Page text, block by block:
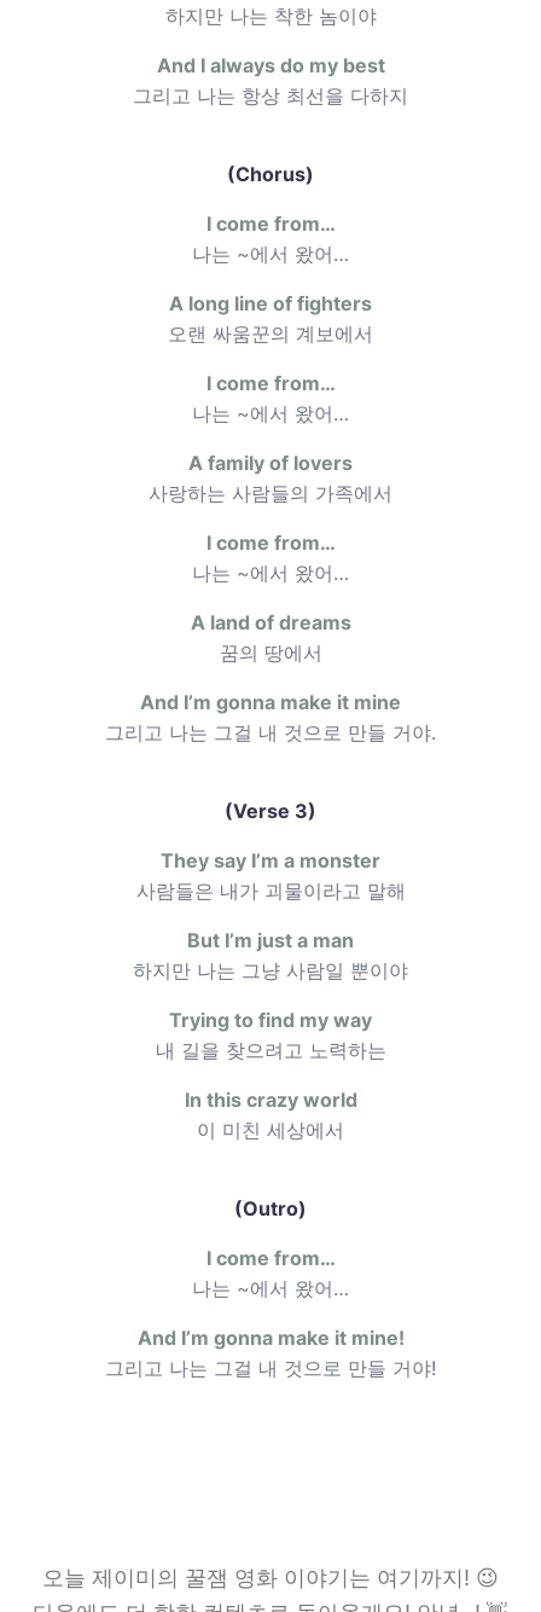
하지만 나는 착한 놈이야
And I always do my best
그리고 나는 항상 최선을 다하지
(Chorus)
I come from…
나는 ~에서 왔어…
A long line of fighters
오랜 싸움꾼의 계보에서
I come from…
나는 ~에서 왔어…
A family of lovers
사랑하는 사람들의 가족에서
I come from…
나는 ~에서 왔어…
A land of dreams
꿈의 땅에서
And I’m gonna make it mine
그리고 나는 그걸 내 것으로 만들 거야.
(Verse 3)
They say I’m a monster
사람들은 내가 괴물이라고 말해
But I’m just a man
하지만 나는 그냥 사람일 뿐이야
Trying to find my way
내 길을 찾으려고 노력하는
In this crazy world
이 미친 세상에서
(Outro)
I come from…
나는 ~에서 왔어…
And I’m gonna make it mine!
그리고 나는 그걸 내 것으로 만들 거야!
오늘 제이미의 꿀잼 영화 이야기는 여기까지! 😉